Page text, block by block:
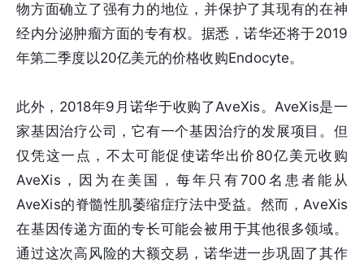
物方面确立了强有力的地位，并保护了其现有的在神
经内分泌肿瘤方面的专有权。据悉，诺华还将于2019
年第二季度以20亿美元的价格收购Endocyte。
此外，2018年9月诺华于收购了AveXis。AveXis是一
家基因治疗公司，它有一个基因治疗的发展项目。但
仅凭这一点，不太可能促使诺华出价80亿美元收购
AveXis，因为在美国，每年只有700名患者能从
AveXis的脊髓性肌萎缩症疗法中受益。然而，AveXis
在基因传递方面的专长可能会被用于其他很多领域。
通过这次高风险的大额交易，诺华进一步巩固了其作